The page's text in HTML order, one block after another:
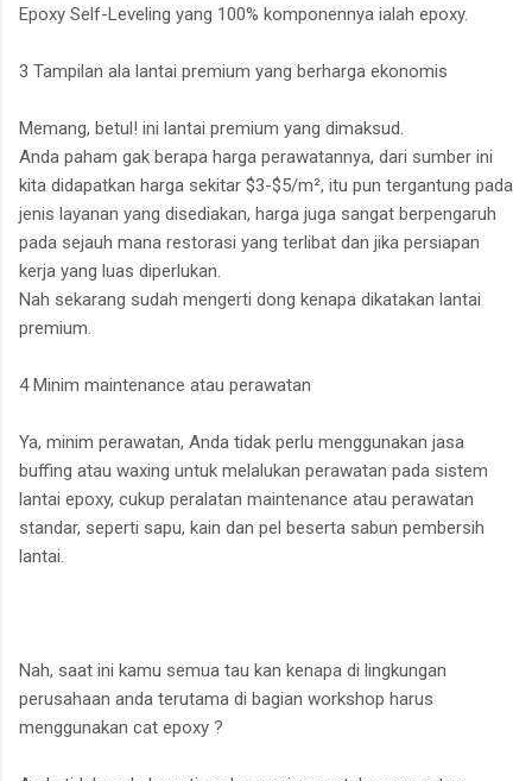
Epoxy Self-Leveling yang 100% komponennya ialah epoxy.
3 Tampilan ala lantai premium yang berharga ekonomis
Memang, betul! ini lantai premium yang dimaksud.
Anda paham gak berapa harga perawatannya, dari sumber ini
kita didapatkan harga sekitar $3-$5/m², itu pun tergantung pada
jenis layanan yang disediakan, harga juga sangat berpengaruh
pada sejauh mana restorasi yang terlibat dan jika persiapan
kerja yang luas diperlukan.
Nah sekarang sudah mengerti dong kenapa dikatakan lantai
premium.
4 Minim maintenance atau perawatan
Ya, minim perawatan, Anda tidak perlu menggunakan jasa
buffing atau waxing untuk melalukan perawatan pada sistem
lantai epoxy, cukup peralatan maintenance atau perawatan
standar, seperti sapu, kain dan pel beserta sabun pembersih
lantai.
Nah, saat ini kamu semua tau kan kenapa di lingkungan
perusahaan anda terutama di bagian workshop harus
menggunakan cat epoxy ?